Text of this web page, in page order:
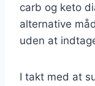
carb og keto
alternative
uden at
I takt med at